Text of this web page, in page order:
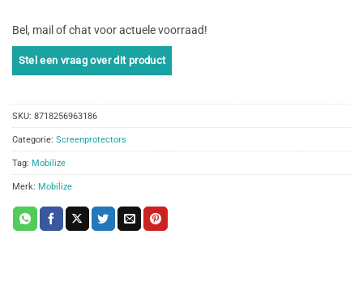
Bel, mail of chat voor actuele voorraad!
SKU: 8718256963186
Categorie: Screenprotectors
Tag: Mobilize
Merk: Mobilize